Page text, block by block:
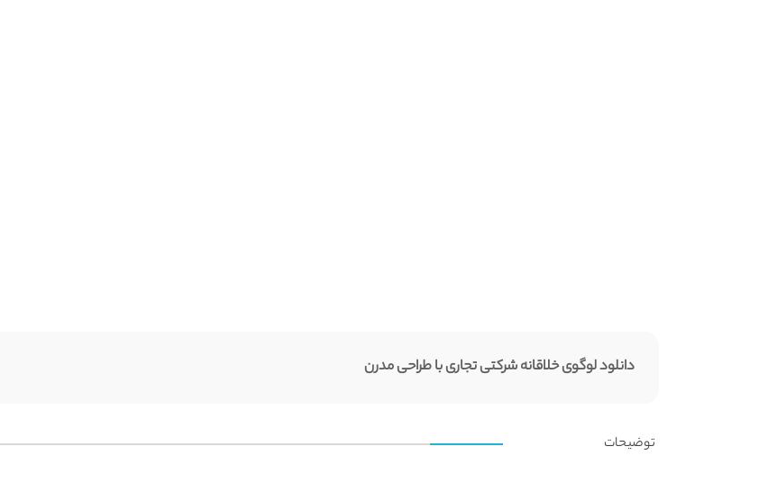
دانلود لوگوی خلاقانه شرکتی تجاری با طراحی مدرن
توضیحات